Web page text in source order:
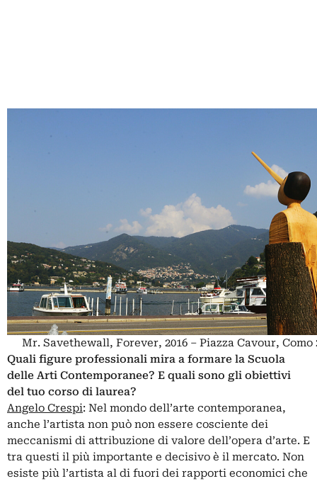
Mr. Savethewall, Forever, 2016 – Piazza Cavour, Como
Quali figure professionali mira a formare la Scuola
delle Arti Contemporanee? E quali sono gli obiettivi
del tuo corso di laurea?
Angelo Crespi: Nel mondo dell’arte contemporanea,
anche l’artista non può non essere cosciente dei
meccanismi di attribuzione di valore dell’opera d’arte. E
tra questi il più importante e decisivo è il mercato. Non
esiste più l’artista al di fuori dei rapporti economici che